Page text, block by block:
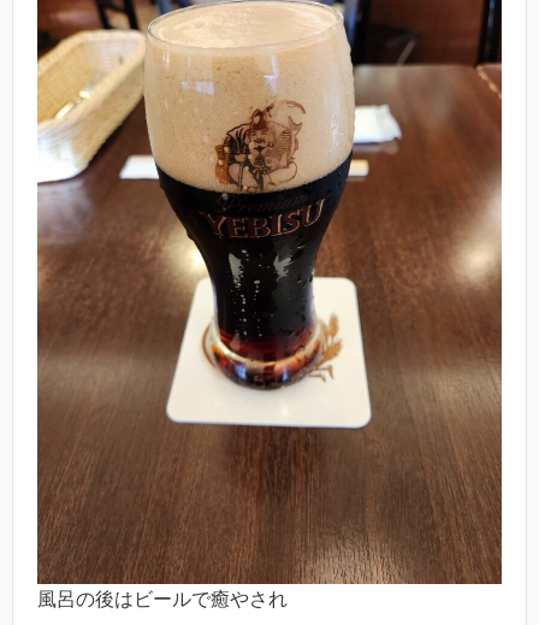
風呂の後はビールで癒やされ